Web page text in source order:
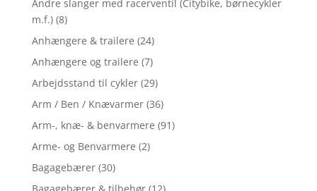
Andre slanger med racerventil (Citybike, børnecykler
m.f.) (8)
Anhængere & trailere (24)
Anhængere og trailere (7)
Arbejdsstand til cykler (29)
Arm / Ben / Knævarmer (36)
Arm-, knæ- & benvarmere (91)
Arme- og Benvarmere (2)
Bagagebærer (30)
Bagagebærer & tilbehør (12)